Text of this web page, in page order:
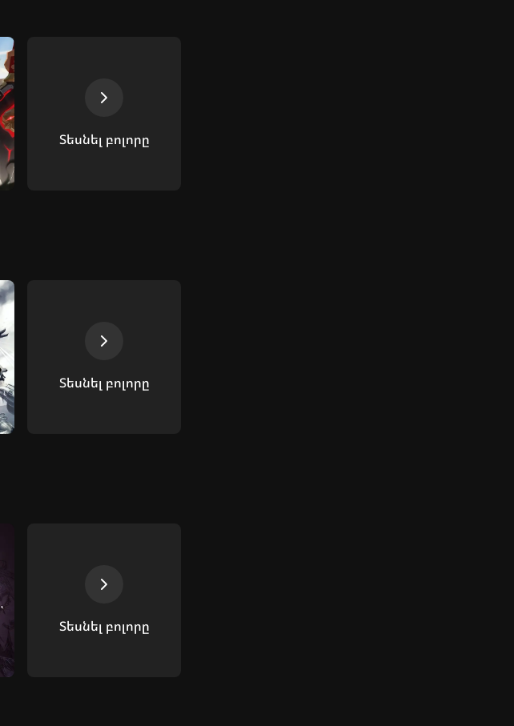
Տեսնել բոլորը
Տեսնել բոլորը
Տեսնել բոլորը